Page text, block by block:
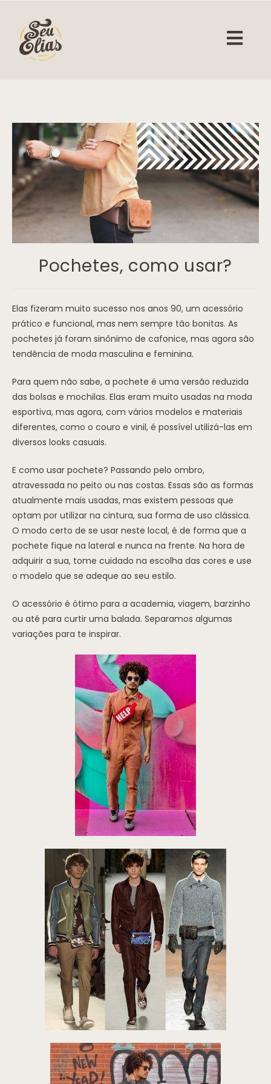
Pochetes, como usar?
Elas fizeram muito sucesso nos anos 90, um acessório
prático e funcional, mas nem sempre tão bonitas. As
pochetes já foram sinônimo de cafonice, mas agora são
tendência de moda masculina e feminina.
Para quem não sabe, a pochete é uma versão reduzida
das bolsas e mochilas. Elas eram muito usadas na moda
esportiva, mas agora, com vários modelos e materiais
diferentes, como o couro e vinil, é possível utilizá-las em
diversos looks casuais.
E como usar pochete? Passando pelo ombro,
atravessada no peito ou nas costas. Essas são as formas
atualmente mais usadas, mas existem pessoas que
optam por utilizar na cintura, sua forma de uso clássica.
O modo certo de se usar neste local, é de forma que a
pochete fique na lateral e nunca na frente. Na hora de
adquirir a sua, tome cuidado na escolha das cores e use
o modelo que se adeque ao seu estilo.
O acessório é ótimo para a academia, viagem, barzinho
ou até para curtir uma balada. Separamos algumas
variações para te inspirar.